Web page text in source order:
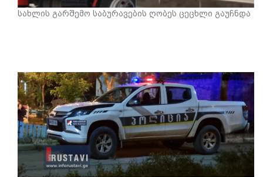
სახლის გარშემო საბურავების ღობეს ცეცხლი გაუჩნდა